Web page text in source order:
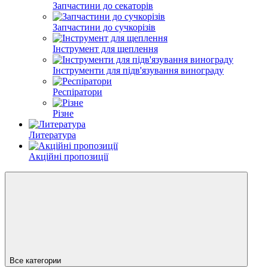
Запчастини до секаторів
Запчастини до сучкорізів
Інструмент для щеплення
Інструменти для підв'язування винограду
Респіратори
Різне
Литература
Акційні пропозиції
Все категории